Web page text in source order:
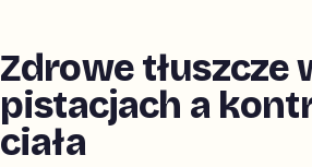
Zdrowe tłuszcze
pistacjach a
ciała